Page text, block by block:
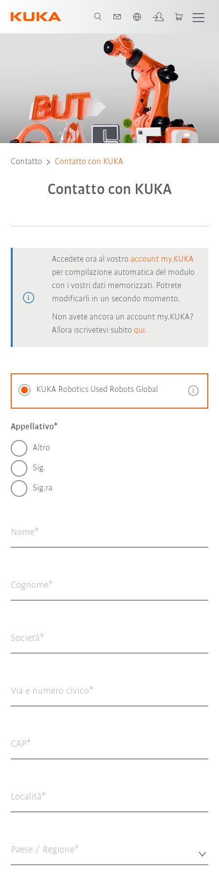
Contatto Contatto con KUKA
Contatto con KUKA
Accedete ora al vostro account my.KUKA
per compilazione automatica del modulo
con i vostri dati memorizzati. Potrete
modificarli in un secondo momento.
Non avete ancora un account my.KUKA?
Allora iscrivetevi subito qui.
KUKA Robotics Used Robots Global
Appellativo
Altro
Sig.
Sig.ra
Nome
Cognome
Società
Via e numero civico
CAP
Località
Paese / Regione*